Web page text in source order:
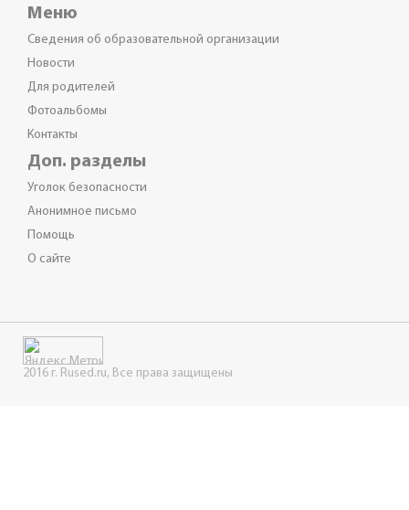
Меню
Сведения об образовательной организации
Новости
Для родителей
Фотоальбомы
Контакты
Доп. разделы
Уголок безопасности
Анонимное письмо
Помощь
О сайте
2016 г. Rused.ru, Все права защищены